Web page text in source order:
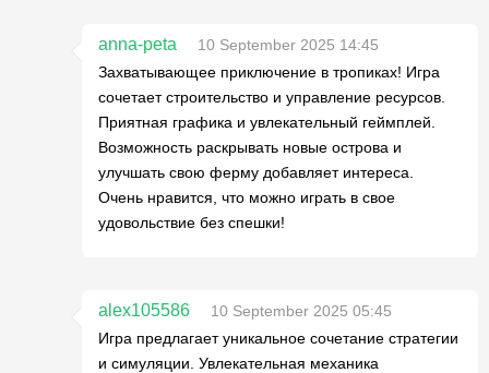
anna-peta
10 September 2025 14:45
Захватывающее приключение в тропиках! Игра
сочетает строительство и управление ресурсов.
Приятная графика и увлекательный геймплей.
Возможность раскрывать новые острова и
улучшать свою ферму добавляет интереса.
Очень нравится, что можно играть в свое
удовольствие без спешки!
alex105586
10 September 2025 05:45
Игра предлагает уникальное сочетание стратегии
и симуляции. Увлекательная механика